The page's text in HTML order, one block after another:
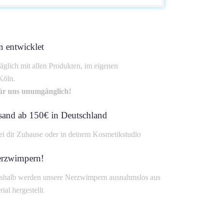
entwicklet
mit allen Produkten, im eigenen
uns unumgänglich!
ab 150€ in Deutschland
dir Zuhause oder in deinem Kosmetikstudio
werden unsere Nerzwimpern ausnahmslos aus
hergestellt